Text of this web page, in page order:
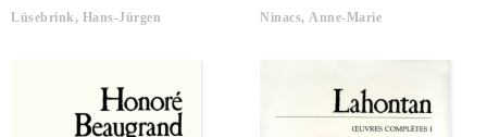
Lüsebrink, Hans-Jürgen Ninacs, Anne-Marie